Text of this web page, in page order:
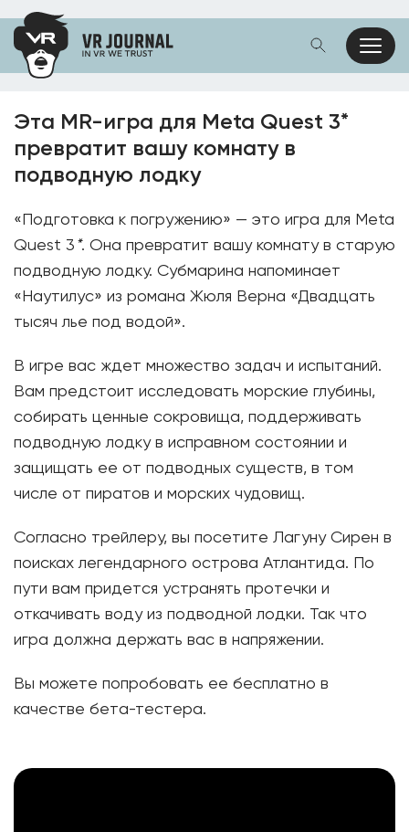
Эта MR-игра для Meta Quest 3*
превратит вашу комнату в
подводную лодку
«Подготовка к погружению» — это игра для Meta
Quest 3 *. Она превратит вашу комнату в старую
подводную лодку. Субмарина напоминает
«Наутилус» из романа Жюля Верна «Двадцать
тысяч лье под водой».
В игре вас ждет множество задач и испытаний.
Вам предстоит исследовать морские глубины,
собирать ценные сокровища, поддерживать
подводную лодку в исправном состоянии и
защищать ее от подводных существ, в том
числе от пиратов и морских чудовищ.
Согласно трейлеру, вы посетите Лагуну Сирен в
поисках легендарного острова Атлантида. По
пути вам придется устранять протечки и
откачивать воду из подводной лодки. Так что
игра должна держать вас в напряжении.
Вы можете попробовать ее бесплатно в
качестве бета-тестера.